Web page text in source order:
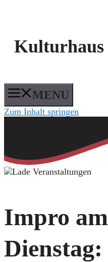
Kulturhaus
MENU
Zum Inhalt springen
Impro am
Dienstag: